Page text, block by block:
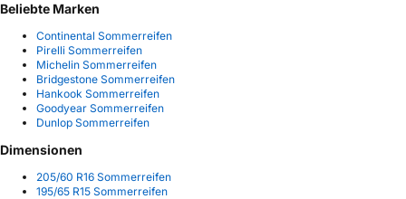
Beliebte Marken
Continental Sommerreifen
Pirelli Sommerreifen
Michelin Sommerreifen
Bridgestone Sommerreifen
Hankook Sommerreifen
Goodyear Sommerreifen
Dunlop Sommerreifen
Dimensionen
205/60 R16 Sommerreifen
195/65 R15 Sommerreifen